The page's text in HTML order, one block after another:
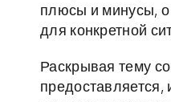
плюсы и минусы, о
для конкретной
Раскрывая тему
предоставляется,